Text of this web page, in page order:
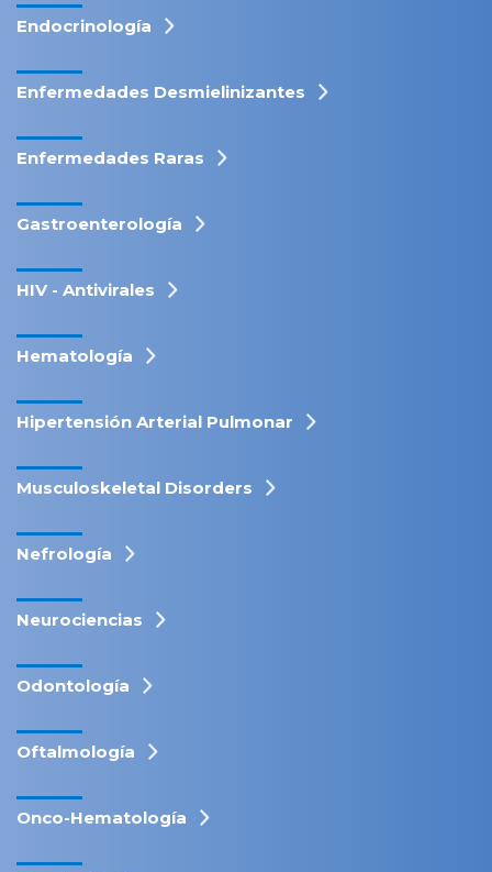
Endocrinología
Enfermedades Desmielinizantes
Enfermedades Raras
Gastroenterología
HIV - Antivirales
Hematología
Hipertensión Arterial Pulmonar
Musculoskeletal Disorders
Nefrología
Neurociencias
Odontología
Oftalmología
Onco-Hematología